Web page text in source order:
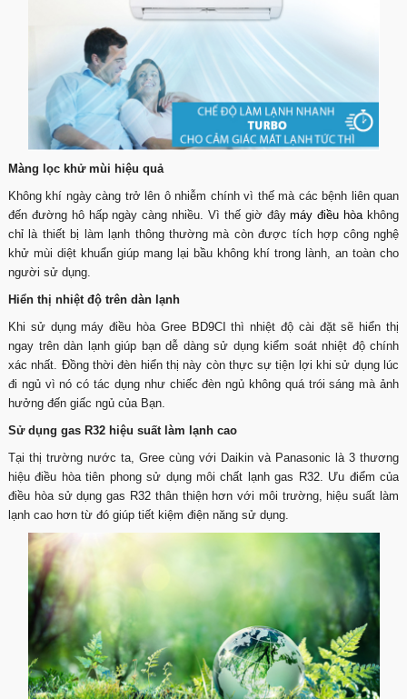
Màng lọc khử mùi hiệu quả
Không khí ngày càng trở lên ô nhiễm chính vì thế mà các bệnh liên quan
đến đường hô hấp ngày càng nhiều. Vì thế giờ đâymáy điều hòa không
chỉ là thiết bị làm lạnh thông thường mà còn được tích hợp công nghệ
khử mùi diệt khuẩn giúp mang lại bầu không khí trong lành, an toàn cho
người sử dụng.
Hiển thị nhiệt độ trên dàn lạnh
Khi sử dụng máy điều hòa Gree BD9CI thì nhiệt độ cài đặt sẽ hiển thị
ngay trên dàn lạnh giúp bạn dễ dàng sử dụng kiểm soát nhiệt độ chính
xác nhất. Đồng thời đèn hiển thị này còn thực sự tiện lợi khi sử dụng lúc
đi ngủ vì nó có tác dụng như chiếc đèn ngủ không quá trói sáng mà ảnh
hưởng đến giấc ngủ của Bạn.
Sử dụng gas R32 hiệu suất làm lạnh cao
Tại thị trường nước ta, Gree cùng với Daikin và Panasonic là 3 thương
hiệu điều hòa tiên phong sử dụng môi chất lạnh gas R32. Ưu điểm của
điều hòa sử dụng gas R32 thân thiện hơn với môi trường, hiệu suất làm
lạnh cao hơn từ đó giúp tiết kiệm điện năng sử dụng.